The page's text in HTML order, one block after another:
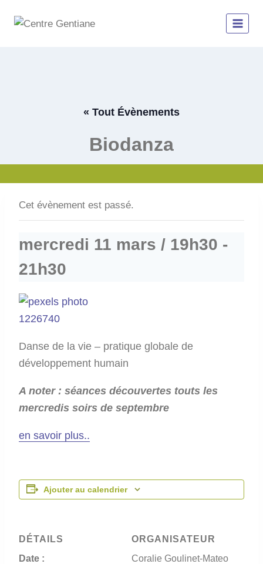
« Tout Évènements
Biodanza
Cet évènement est passé.
mercredi 11 mars / 19h30 -
21h30
Danse de la vie – pratique globale de
développement humain
A noter : séances découvertes touts les
mercredis soirs de septembre
en savoir plus..
Ajouter au calendrier
DÉTAILS
Date :
ORGANISATEUR
Coralie Goulinet-Mateo